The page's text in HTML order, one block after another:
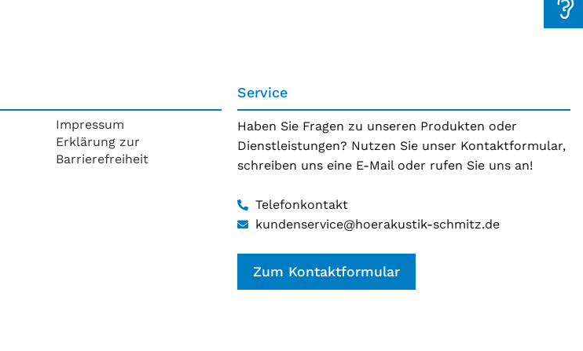
Impressum
Erklärung zur
Barrierefreiheit
Service
Haben Sie Fragen zu unseren Produkten oder
Dienstleistungen? Nutzen Sie unser Kontaktformular,
schreiben uns eine E-Mail oder rufen Sie uns an!
Telefonkontakt
kundenservice@hoerakustik-schmitz.de
Zum Kontaktformular